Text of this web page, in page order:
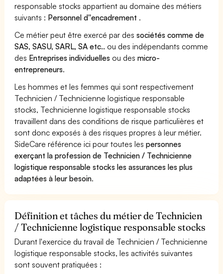
responsable stocks appartient au domaine des métiers
suivants : Personnel d''encadrement .
Ce métier peut être exercé par dessociétés comme de
SAS, SASU, SARL, SA etc.. ou des indépendants comme
des Entreprises individuelles ou desmicro-
entrepreneurs.
Les hommes et les femmes qui sont respectivement
Technicien / Technicienne logistique responsable
stocks, Technicienne logistique responsable stocks
travaillent dans des conditions de risque particulières et
sont donc exposés à des risques propres à leur métier.
SideCare référence ici pour toutes lespersonnes
exerçant la profession de Technicien / Technicienne
logistique responsable stocks les assurances les plus
adaptées à leur besoin.
Définition et tâches du métier de Technicien
/ Technicienne logistique responsable stocks
Durant l'exercice du travail de Technicien / Technicienne
logistique responsable stocks, les activités suivantes
sont souvent pratiquées :